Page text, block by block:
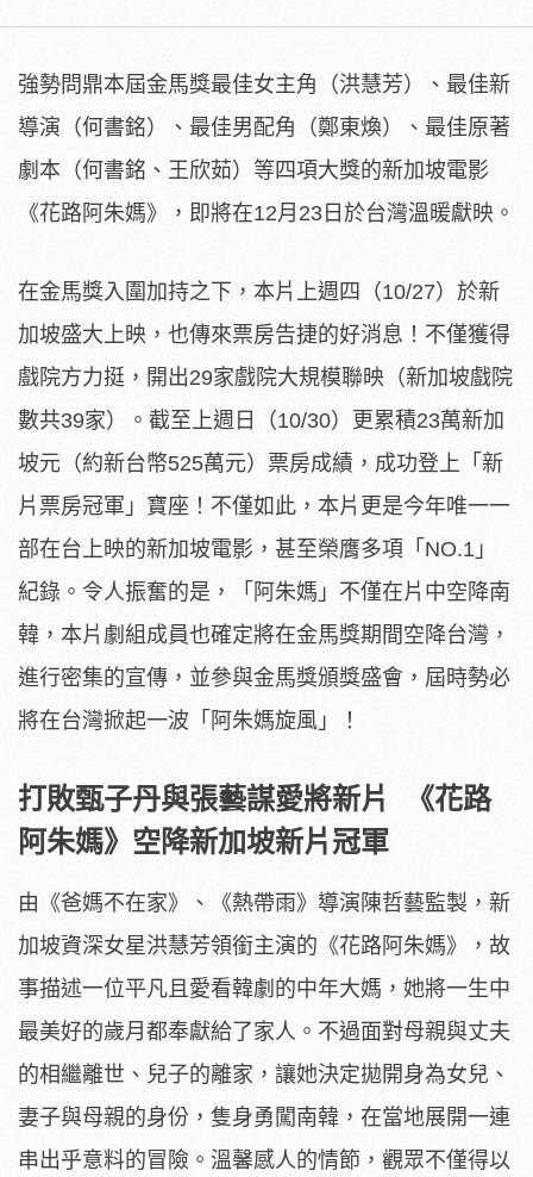
強勢問鼎本屆金馬獎最佳女主角（洪慧芳）、最佳新
導演（何書銘）、最佳男配角（鄭東煥）、最佳原著
劇本（何書銘、王欣茹）等四項大獎的新加坡電影
《花路阿朱媽》，即將在12月23日於台灣溫暖獻映。
在金馬獎入圍加持之下，本片上週四（10/27） 於新
加坡盛大上映，也傳來票房告捷的好消息！ 不僅獲得
戲院方力挺，開出29家戲院大規模聯映（新加坡戲院
數共39家）。截至上週日（10/30）更累積23萬新加
坡元（約新台幣525萬元）票房成績，成功登上「新
片票房冠軍」寶座！ 不僅如此，本片更是今年唯一一
部在台上映的新加坡電影， 甚至榮膺多項「NO.1」
紀錄。令人振奮的是，「阿朱媽」 不僅在片中空降南
韓， 本片劇組成員也確定將在金馬獎期間空降台灣，
進行密集的宣傳， 並參與金馬獎頒獎盛會，屆時勢必
將在台灣掀起一波「阿朱媽旋風」
！
打敗甄子丹與張藝謀愛將新片 《花路
阿朱媽》 空降新加坡新片冠軍
由《爸媽不在家》、《熱帶雨》導演陳哲藝監製， 新
加坡資深女星洪慧芳領銜主演的《花路阿朱媽》， 故
事描述一位平凡且愛看韓劇的中年大媽， 她將一生中
最美好的歲月都奉獻給了家人。 不過面對母親與丈夫
的相繼離世、兒子的離家， 讓她決定拋開身為女兒、
妻子與母親的身份，隻身勇闖南韓， 在當地展開一連
串出乎意料的冒險。溫馨感人的情節， 觀眾不僅得以